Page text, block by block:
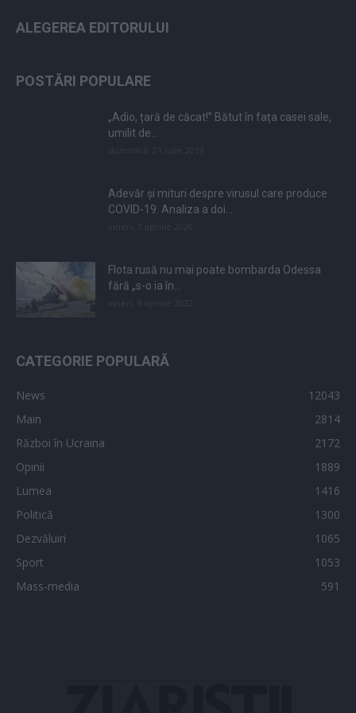
ALEGEREA EDITORULUI
POSTĂRI POPULARE
„Adio, țară de căcat!” Bătut în fața casei sale,
umilit de...
Adevăr și mituri despre virusul care produce
COVID-19. Analiza a doi...
Flota rusă nu mai poate bombarda Odessa
fără „s-o ia în...
CATEGORIE POPULARĂ
News
12043
Main
2814
Război în Ucraina
2172
Opinii
1889
Lumea
1416
Politică
1300
Dezvăluiri
1065
Sport
1053
Mass-media
591